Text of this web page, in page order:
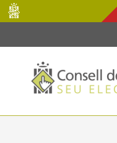
Salta al contingut principal
Consell
de
Mallorca